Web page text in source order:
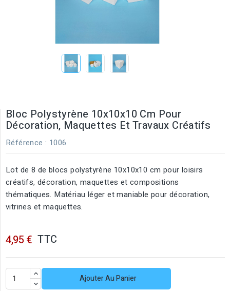
Bloc Polystyrène 10x10x10 Cm Pour
Décoration, Maquettes Et Travaux Créatifs
Référence : 1006
Lot de 8 de blocs polystyrène 10x10x10 cm pour loisirs
créatifs, décoration, maquettes et compositions
thématiques. Matériau léger et maniable pour décoration,
vitrines et maquettes.
4,95 € TTC
Ajouter Au Panier